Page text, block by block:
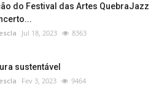
do Festival das Artes QuebraJazz
Jul 18, 2023 8363
sustentável
Fev 3, 2023 9464